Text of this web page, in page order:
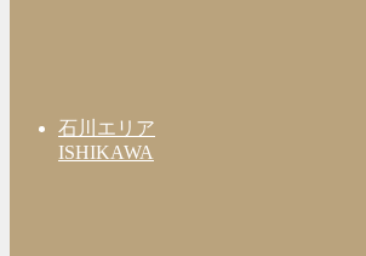
石川エリア
ISHIKAWA